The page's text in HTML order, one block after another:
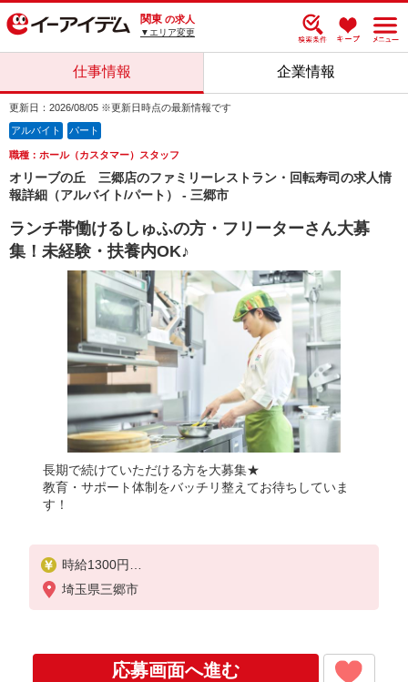
関東 の求人
▼エリア変更
仕事情報 企業情報
更新日：2026/08/05 ※更新日時点の最新情報です
アルバイト パート
職種：ホール（カスタマー）スタッフ
オリーブの丘 三郷店のファミリーレストラン・回転寿司の求人情
報詳細（アルバイト/パート） - 三郷市
ランチ帯働けるしゅふの方・フリーターさん大募
集！未経験・扶養内OK♪
長期で続けていただける方を大募集★
教育・サポート体制をバッチリ整えてお待ちしていま
す！
時給1300円
※22:00以降は時給1625円
※高校生時給1200円
土日・祝は時給＋100円
埼玉県三郷市
応募画面へ進む